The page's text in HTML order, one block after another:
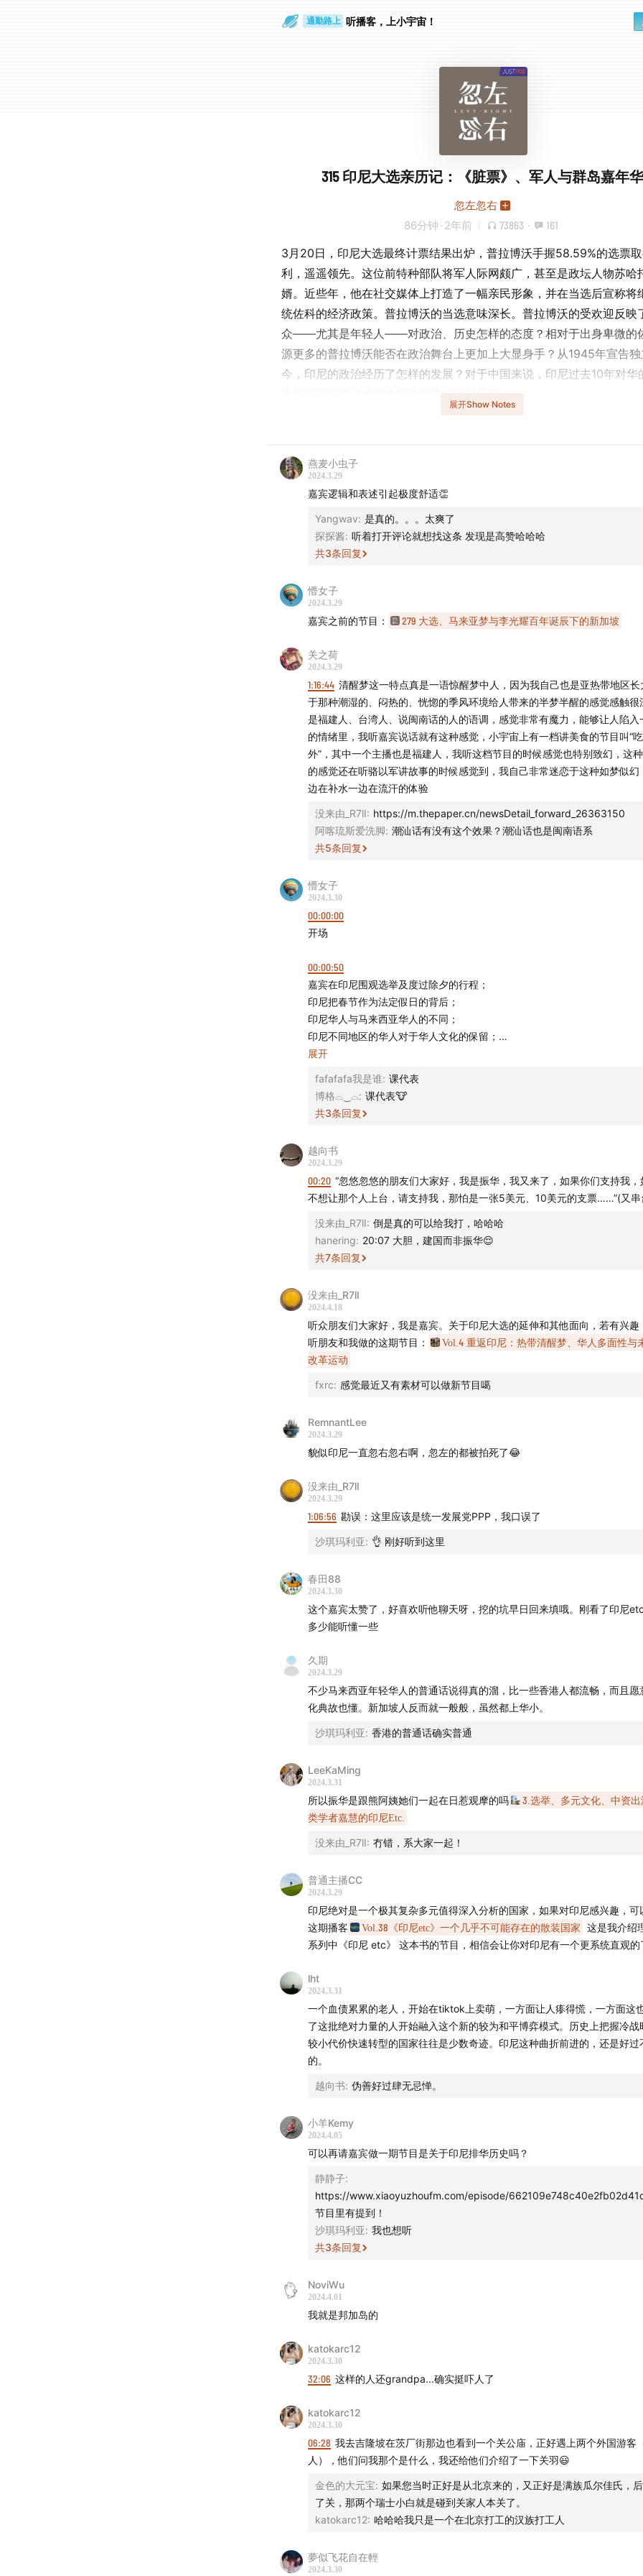
通勤路上 听播客，上小宇宙！
315 印尼大选亲历记：《脏票》、军人与群岛嘉年华
忽左忽右
86分钟 · 2年前 73863 · 161
3月20日，印尼大选最终计票结果出炉，普拉博沃手握58.59%的选票
利，遥遥领先。这位前特种部队将军人际网颇广，甚至是政坛人物苏哈
婿。近些年，他在社交媒体上打造了一幅亲民形象，并在当选后宣称将
统佐科的经济政策。普拉博沃的当选意味深长。普拉博沃的受欢迎反映
众——尤其是年轻人——对政治、历史怎样的态度？相对于出身卑微的
源更多的普拉博沃能否在政治舞台上更加上大显身手？从1945年宣告独
今，印尼的政治经历了怎样的发展？对于中国来说，印尼过去10年对华
政策能否持续？欢迎收听许振华的精彩分享！
程衍樑（微博@GrenadierGuard2）
许振华 澎湃国际记者
- 时间轴 -
春节里的印尼，张灯结彩却隔阂尤在
南洋“马来世界”：都穿花衬衫，同讲马来文
25:30大选大场面：人山人海，商贩狂欢
理解普拉博沃：满手血债，苏哈托+佐科加持
44:15 盘外连招：强行布局副总统，合法预算买“脏票”
53:00
01:13:00选举带来的利益纠葛，将群岛们捆成一个印尼
01:22:15普拉博沃能否延续佐科对华政策，犹未可知
- 制作团队 -
声音设计 hotair
节目统筹 禾放
节目运营 小米粒
节目制作 hualun
logo设计 杨文骥
特别感谢 丁晋亮
- 本节目由JustPod出品 © 2024 上海斛律网络科技有限公司 -
- 互动方式 -
商务合作：ad@justpod.fm
微博：@忽左忽右leftright @播客一下 @JustPod
微信公众号：忽左忽右Leftright / JustPod / 播客一下
小红书：JustPod气氛组 / 忽左忽右
B站：忽左忽右leftright
抖音：忽左忽右
展开Show Notes
燕麦小虫子
2024.3.29
嘉宾逻辑和表述引起极度舒适👏
Yangwav: 是真的。。。太爽了
探探酱: 听着打开评论就想找这条 发现是高赞哈哈哈
共3条回复
懵女子
2024.3.29
嘉宾之前的节目： 279 大选、马来亚梦与李光耀百年诞辰下的新加坡
关之荷
2024.3.29
1:16:44 清醒梦这一特点真是一语惊醒梦中人，因为我自己也是亚热带地区长
于那种潮湿的、闷热的、恍惚的季风环境给人带来的半梦半醒的感觉感触很
是福建人、台湾人、说闽南话的人的语调，感觉非常有魔力，能够让人陷入
的情绪里，我听嘉宾说话就有这种感觉，小宇宙上有一档讲美食的节目叫“
外”，其中一个主播也是福建人，我听这档节目的时候感觉也特别致幻，这
的感觉还在听骆以军讲故事的时候感觉到，我自己非常迷恋于这种如梦似幻
边在补水一边在流汗的体验
没来由_R7lI: https://m.thepaper.cn/newsDetail_forward_26363150
阿喀琉斯爱洗脚: 潮汕话有没有这个效果？潮汕话也是闽南语系
共5条回复
懵女子
2024.3.30
00:00:00
开场
00:00:50
嘉宾在印尼围观选举及度过除夕的行程；
印尼把春节作为法定假日的背后；
印尼华人与马来西亚华人的不同；
印尼不同地区的华人对于华人文化的保留；
98年暴动下的印尼、大马、新加坡间微妙的互动；
了解东南亚各国的关键词“马来世界”、目前“马来世界”包括的范围；
在东南亚的华人社会与“马来世界”的关联
00:15:15
1945至2024的印尼政治简史
现任总统佐科和未来的普拉博沃在政治上的对比
两者在14年、19年在总统选举中的对垒
24年普拉博沃与佐科的合流
00:22:40
19年普拉博沃因对大选结果不满而引起的骚乱
嘉宾所见到的24年大选时的选举情况和场面
把选举当成全民活动的印尼民众及其投票后的反应
00:28:02，关于普拉博沃
在竞选形象上的转变及民众对其转变的反应；
他提倡的佐科经济学及其来自左翼的支持者；
00:33:50，关于佐科
不算太普通的普通出身、”小人物“特点及形象
能够上台的卖点即上台后的执政弱点；
上台之后所能推行的发展主义、与有苏哈托时代军官出身权贵的联合；
与自己所在的民主斗争党、梅加瓦地的微妙关系；
因争议事件[1]导致甘贾尔与佐科的渐行渐远；
大儿子吉布兰的违规参选；
[1]争议事件：因梅加瓦地抵制以色列参赛而让国际足联取消了印尼对U20世
办权；
00:47:20
支持者眼中的普拉博沃及他的过去；
98年大量群众运动的兴起VS当下印尼年轻人对普拉博沃的支持;
普拉博沃的父亲、海外公子哥的普拉博沃；
有印尼军队参与的大印尼主义阴影与东帝汶国、印尼内的巴布亚、亚齐；
各地区选民的政治诉、难以定义的选民倾向；
普拉博沃支持者对其他两组总统候选人的看法；
嘉宾所感受到的历史的玩笑：
用经济发展需求被掩盖的历史遗留问题；
对未来印尼政治的问题点；
01:00:40
简述在98年群众运动[3]；
苏哈托的排华\种族区分政策；
作为苏哈托白手套的华人富商；
98年群众运动对现在印尼政坛的塑造
01:07:50
有着印尼特色的伊斯兰；
宗教议题在印尼选举中不明显的原因；
伊斯兰在印尼政治中的历史
01:11:15
印尼实际运作选举的工作人员的死亡
[4]《印尼 Etc.》[英] 伊莉莎白·皮萨尼
01:13:36
在外的流亡者及对于印尼的想念；
嘉宾所感受到的乐观的印尼人和鲜活的印尼；
现在的东印尼状态和核心地区的差别
01:21:05
普拉博沃在双方关系中的不确定性；
嘉宾所了解的印尼华人对普拉博沃的态度；
01:24:53
结尾
展开
fafafafa我是谁: 课代表
博格⌓‿⌓: 课代表🐮
共3条回复
越向书
2024.3.29
00:20 “忽悠忽悠的朋友们大家好，我是振华，我又来了，如果你们支持我，
不想让那个人上台，请支持我，那怕是一张5美元、10美元的支票……”(又串
没来由_R7lI: 倒是真的可以给我打，哈哈哈
hanering: 20:07 大胆，建国而非振华😌
共7条回复
没来由_R7lI
2024.4.18
听众朋友们大家好，我是嘉宾。关于印尼大选的延伸和其他面向，若有兴趣
听朋友和我做的这期节目：
Vol.4 重返印尼：热带清醒梦、华人多面性与
改革运动
fxrc: 感觉最近又有素材可以做新节目噶
RemnantLee
2024.3.29
貌似印尼一直忽右忽右啊，忽左的都被拍死了😂
没来由_R7lI
2024.3.29
1:06:56 勘误：这里应该是统一发展党PPP，我口误了
沙琪玛利亚: 👌 刚好听到这里
春田88
2024.3.30
这个嘉宾太赞了，好喜欢听他聊天呀，挖的坑早日回来填哦。刚看了印尼
多少能听懂一些
久期
2024.3.29
不少马来西亚年轻华人的普通话说得真的溜，比一些香港人都流畅，而且愿
化典故也懂。新加坡人反而就一般般，虽然都上华小。
沙琪玛利亚: 香港的普通话确实普通
LeeKaMing
2024.3.31
所以振华是跟熊阿姨她们一起在日惹观摩的吗
3.选举、多元文化、中资
类学者嘉慧的印尼Etc.
没来由_R7lI: 冇错，系大家一起！
普通主播CC
2024.3.29
印尼绝对是一个极其复杂多元值得深入分析的国家，如果对印尼感兴趣，可
这期播客
Vol.38《印尼etc》一个几乎不可能存在的散装国家
系列中《印尼 etc》 这本书的节目，相信会让你对印尼有一个更系统直观的
lht
2024.3.31
一个血债累累的老人，开始在tiktok上卖萌，一方面让人瘆得慌，一方面这
了这批绝对力量的人开始融入这个新的较为和平博弈模式。历史上把握冷战
较小代价快速转型的国家往往是少数奇迹。印尼这种曲折前进的，还是好过
的。
越向书: 伪善好过肆无忌惮。
小羊Kemy
2024.4.05
可以再请嘉宾做一期节目是关于印尼排华历史吗？
静静子:
https://www.xiaoyuzhoufm.com/episode/
节目里有提到！
沙琪玛利亚: 我也想听
共3条回复
NoviWu
2024.4.01
我就是邦加岛的
katokarc12
2024.3.30
32:06 这样的人还grandpa...确实挺吓人了
katokarc12
2024.3.30
06:28 我去吉隆坡在茨厂街那边也看到一个关公庙，正好遇上两个外国游客
人），他们问我那个是什么，我还给他们介绍了一下关羽😃
金色的大元宝: 如果您当时正好是从北京来的，又正好是满族瓜尔佳氏，
了关，那两个瑞士小白就是碰到关家人本关了。
katokarc12: 哈哈哈我只是一个在北京打工的汉族打工人
夢似飞花自在輕
2024.3.30